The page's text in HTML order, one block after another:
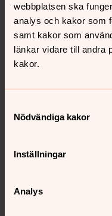
webbplatsen ska
analys och kakor som
samt kakor som
länkar vidare till andra
kakor.
Nödvändiga kakor
Inställningar
Analys
talar om syftet och
Synpunkter eller